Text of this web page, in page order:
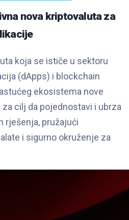
nova kriptovaluta za
koja se ističe u sektoru
(dApps) i blockchain
ekosistema nove
za cilj da pojednostavi i ubrza
rješenja, pružajući
i sigurno okruženje za